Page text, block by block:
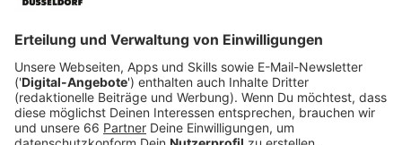
Der Super Bowl wird - nicht nur bei uns in Deutschland
- genutzt, um ihn im großen Rudel zu gucken. Egal ob
zuhause bei einem Bekannten oder hier und da in
Kneipen beziehungsweise Bars. Wir haben für euch
einen kleinen Überblick über größere "Watch-Parties"
in NRW.